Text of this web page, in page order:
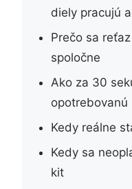
diely pracujú
Prečo sa
spoločne
Ako za 30
opotrebovanú
Kedy reálne
Kedy sa
kit